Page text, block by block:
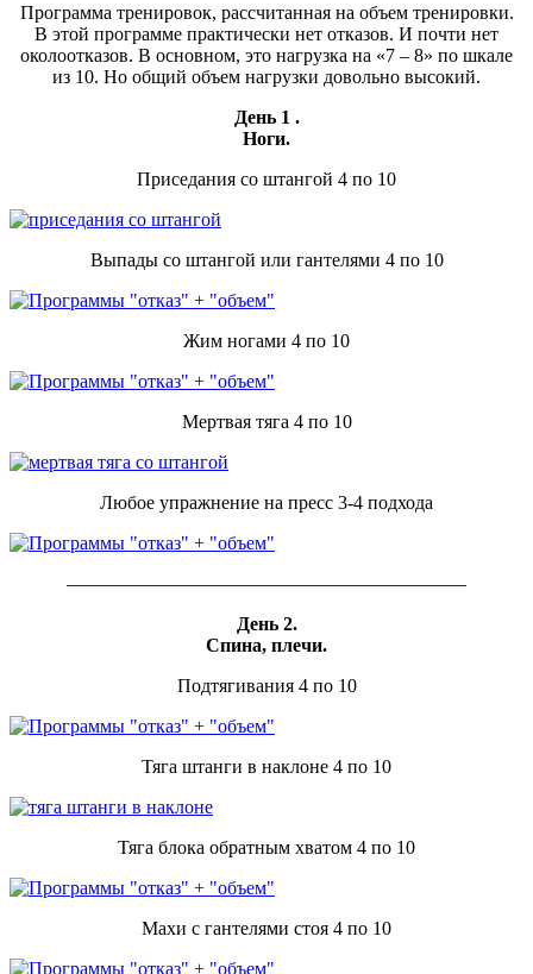
Программа тренировок, рассчитанная на объем тренировки.
В этой программе практически нет отказов. И почти нет
околоотказов. В основном, это нагрузка на «7 – 8» по шкале
из 10. Но общий объем нагрузки довольно высокий.
День 1 .
Ноги.
Приседания со штангой 4 по 10
Выпады со штангой или гантелями 4 по 10
Жим ногами 4 по 10
Мертвая тяга 4 по 10
Любое упражнение на пресс 3-4 подхода
—————————————————————
День 2.
Спина, плечи.
Подтягивания 4 по 10
Тяга штанги в наклоне 4 по 10
Тяга блока обратным хватом 4 по 10
Махи с гантелями стоя 4 по 10